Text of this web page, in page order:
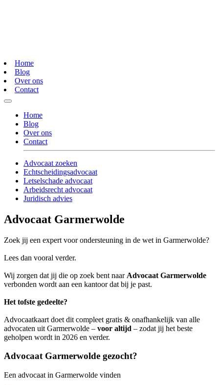
Home
Blog
Over ons
Contact
Home
Blog
Over ons
Contact
Advocaat zoeken
Echtscheidingsadvocaat
Letselschade advocaat
Arbeidsrecht advocaat
Juridisch advies
Advocaat Garmerwolde
Zoek jij een expert voor ondersteuning in de wet in Garmerwolde?
Lees dan vooral verder.
Wij zorgen dat jij die op zoek bent naar Advocaat Garmerwolde
verbonden wordt aan een kantoor dat bij je past.
Het tofste gedeelte?
Advocaatkaart doet dit compleet gratis & onafhankelijk van alle
advocaten uit Garmerwolde – voor altijd – zodat jij het beste
geholpen wordt in 2026 en verder.
Advocaat Garmerwolde gezocht?
Een advocaat in Garmerwolde vinden